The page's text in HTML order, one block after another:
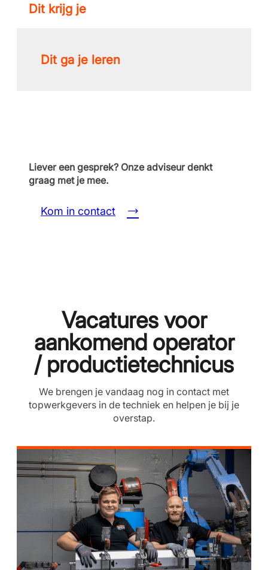
Dit krijg je
Dit ga je leren
Liever een gesprek? Onze adviseur denkt
graag met je mee.
Kom in contact
Vacatures voor
aankomend operator
/ productietechnicus
We brengen je vandaag nog in contact met
topwerkgevers in de techniek en helpen je bij je
overstap.